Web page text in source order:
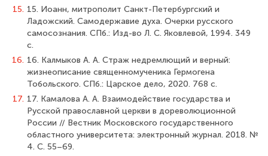
15. 15. Иоанн, митрополит Санкт-Петербургский и
Ладожский. Самодержавие духа. Очерки русского
самосознания. СПб.: Изд-во Л. С. Яковлевой, 1994. 349
с.
16. 16. Калмыков А. А. Страж недремлющий и верный:
жизнеописание священномученика Гермогена
Тобольского. СПб.: Царское дело, 2020. 768 с.
17. 17. Камалова А. А. Взаимодействие государства и
Русской православной церкви в дореволюционной
России // Вестник Московского государственного
областного университета: электронный журнал. 2018. №
4. С. 55–69.